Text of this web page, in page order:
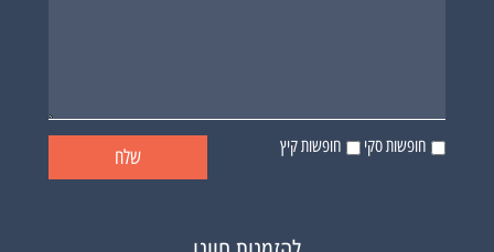
חופשות סקי חופשות קיץ